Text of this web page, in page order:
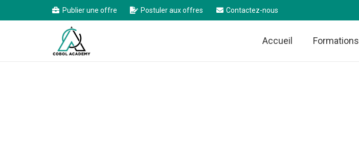
Publier une offre Postuler aux offres Contactez-nous
Accueil Formations